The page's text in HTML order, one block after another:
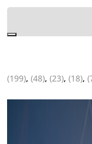
(199), (48), (23), (18),